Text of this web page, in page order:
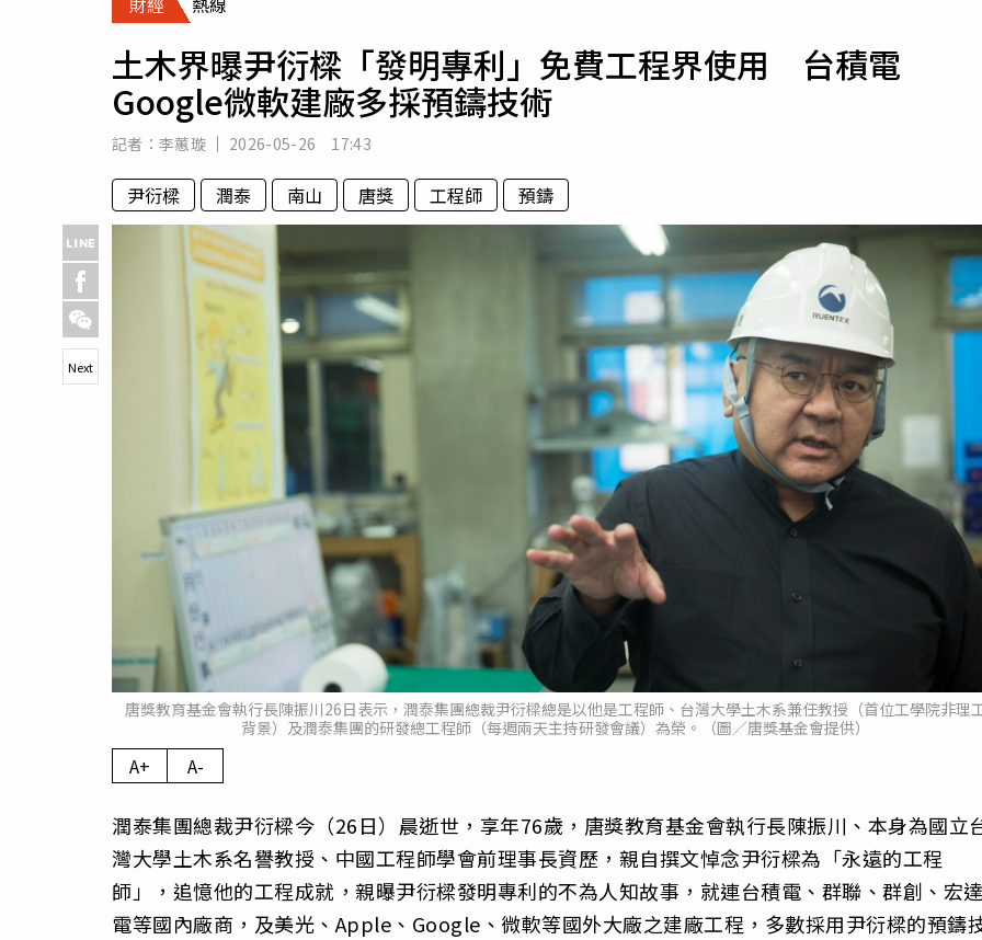
專欄
房產新勢力
運勢
土木界曝尹衍樑「發明專利」免費工程界使用 台積電
Google微軟建廠多採預鑄技術
記者： 李蕙璇 2026-05-26 17:43
尹衍樑 潤泰 南山 唐獎 工程師 預鑄
唐獎教育基金會執行長陳振川26日表示，潤泰集團總裁尹衍樑總是以他是工程師、台灣大學土木系兼任教授（首位工學院非理
背景）及潤泰集團的研發總工程師（每週兩天主持研發會議）為榮。（圖／唐獎基金會提供）
Next
A+ A-
潤泰集團總裁尹衍樑今（26日）晨逝世，享年76歲，唐獎教育基金會執行長陳振川、本身為國立
灣大學土木系名譽教授、中國工程師學會前理事長資歷，親自撰文悼念尹衍樑為「永遠的工程
師」，追憶他的工程成就，親曝尹衍樑發明專利的不為人知故事，就連台積電、群聯、群創、宏
電等國內廠商，及美光、Apple、Google、微軟等國外大廠之建廠工程，多數採用尹衍樑的預鑄